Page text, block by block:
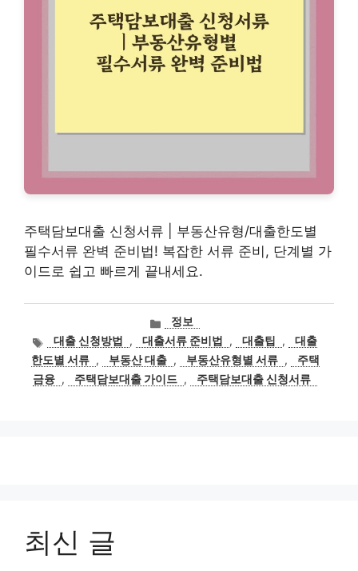
주택담보대출 신청서류 | 부동산유형/대출한도별
필수서류 완벽 준비법! 복잡한 서류 준비, 단계별 가
이드로 쉽고 빠르게 끝내세요.
카
테
고
리
정보
태
그
대출 신청방법 , 대출서류 준비법 , 대출팁 ,
대출
한도별 서류 , 부동산 대출 , 부동산유형별 서류 ,
주택
금융 , 주택담보대출 가이드 , 주택담보대출 신청서류
최신 글